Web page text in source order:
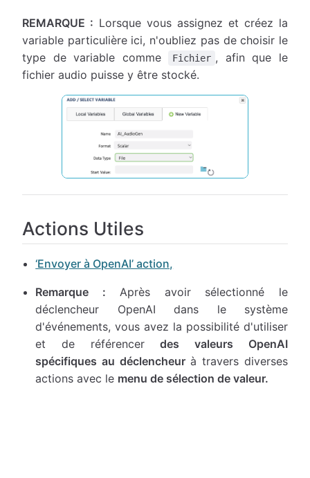
REMARQUE : Lorsque vous assignez et créez la
variable particulière ici, n'oubliez pas de choisir le
type de variable comme
Fichier , afin que le
fichier audio puisse y être stocké.
Actions Utiles
‘Envoyer à OpenAI’ action,
Remarque : Après avoir sélectionné le
déclencheur OpenAI dans le système
d'événements, vous avez la possibilité d'utiliser
et de référencerdes valeurs OpenAI
spécifiques au déclencheurà travers diverses
actions avec le menu de sélection de valeur.